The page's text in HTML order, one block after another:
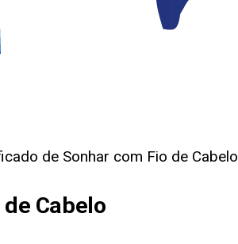
de Sonhar com Fio de Cabelo
Cabelo